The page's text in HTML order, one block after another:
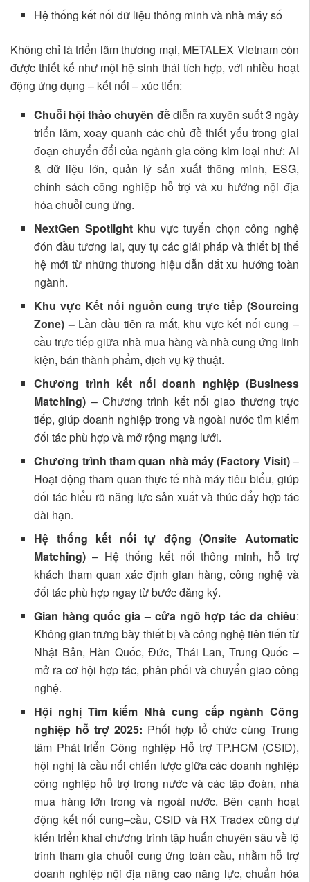
Hệ thống kết nối dữ liệu thông minh và nhà máy số
Không chỉ là triển lãm thương mại, METALEX Vietnam còn
được thiết kế như một hệ sinh thái tích hợp, với nhiều hoạt
động ứng dụng – kết nối – xúc tiến:
Chuỗi hội thảo chuyên đềdiễn ra xuyên suốt 3 ngày
triển lãm, xoay quanh các chủ đề thiết yếu trong giai
đoạn chuyển đổi của ngành gia công kim loại như: AI
& dữ liệu lớn, quản lý sản xuất thông minh, ESG,
chính sách công nghiệp hỗ trợ và xu hướng nội địa
hóa chuỗi cung ứng.
NextGen Spotlight khu vực tuyển chọn công nghệ
đón đầu tương lai, quy tụ các giải pháp và thiết bị thế
hệ mới từ những thương hiệu dẫn dắt xu hướng toàn
ngành.
Khu vực Kết nối nguồn cung trực tiếp (Sourcing
Zone) – Lần đầu tiên ra mắt, khu vực kết nối cung –
cầu trực tiếp giữa nhà mua hàng và nhà cung ứng linh
kiện, bán thành phẩm, dịch vụ kỹ thuật.
Chương trình kết nối doanh nghiệp (Business
Matching) – Chương trình kết nối giao thương trực
tiếp, giúp doanh nghiệp trong và ngoài nước tìm kiếm
đối tác phù hợp và mở rộng mạng lưới.
Chương trình tham quan nhà máy (Factory Visit)–
Hoạt động tham quan thực tế nhà máy tiêu biểu, giúp
đối tác hiểu rõ năng lực sản xuất và thúc đẩy hợp tác
dài hạn.
Hệ thống kết nối tự động (Onsite Automatic
Matching) – Hệ thống kết nối thông minh, hỗ trợ
khách tham quan xác định gian hàng, công nghệ và
đối tác phù hợp ngay từ bước đăng ký.
Gian hàng quốc gia – cửa ngõ hợp tác đa chiều:
Không gian trưng bày thiết bị và công nghệ tiên tiến từ
Nhật Bản, Hàn Quốc, Đức, Thái Lan, Trung Quốc –
mở ra cơ hội hợp tác, phân phối và chuyển giao công
nghệ.
Hội nghị Tìm kiếm Nhà cung cấp ngành Công
nghiệp hỗ trợ 2025: Phối hợp tổ chức cùng Trung
tâm Phát triển Công nghiệp Hỗ trợ TP.HCM (CSID),
hội nghị là cầu nối chiến lược giữa các doanh nghiệp
công nghiệp hỗ trợ trong nước và các tập đoàn, nhà
mua hàng lớn trong và ngoài nước. Bên cạnh hoạt
động kết nối cung–cầu, CSID và RX Tradex cũng dự
kiến triển khai chương trình tập huấn chuyên sâu về lộ
trình tham gia chuỗi cung ứng toàn cầu, nhằm hỗ trợ
doanh nghiệp nội địa nâng cao năng lực, chuẩn hóa